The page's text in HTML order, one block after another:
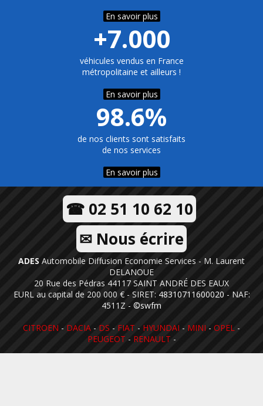
En savoir plus
+7.000
véhicules vendus en France
métropolitaine et ailleurs !
En savoir plus
98.6%
de nos clients sont satisfaits
de nos services
En savoir plus
☎ 02 51 10 62 10
✉ Nous écrire
ADES Automobile Diffusion Economie Services - M. Laurent
DELANOUE
20 Rue des Pédras 44117 SAINT ANDRÉ DES EAUX
EURL au capital de 200 000 € - SIRET: 48310711600020 - NAF:
4511Z - ©swfm
CITROEN - DACIA - DS - FIAT - HYUNDAI - MINI - OPEL -
PEUGEOT - RENAULT -